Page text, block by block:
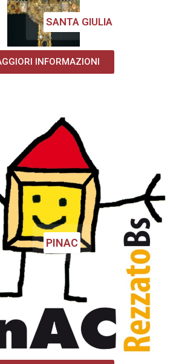
SANTA GIULIA
INFORMAZIONI
PINAC